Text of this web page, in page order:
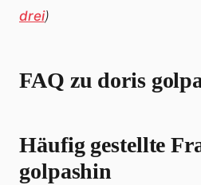
drei)
FAQ zu doris
Häufig gestellte
golpashin